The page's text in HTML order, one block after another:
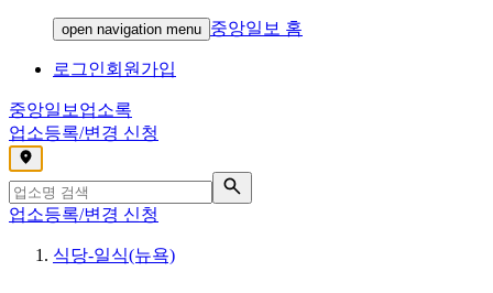
open navigation menu 중앙일보 홈
로그인회원가입
중앙일보 업소록
업소등록/변경 신청
,
업소등록/변경 신청
식당-일식(뉴욕)